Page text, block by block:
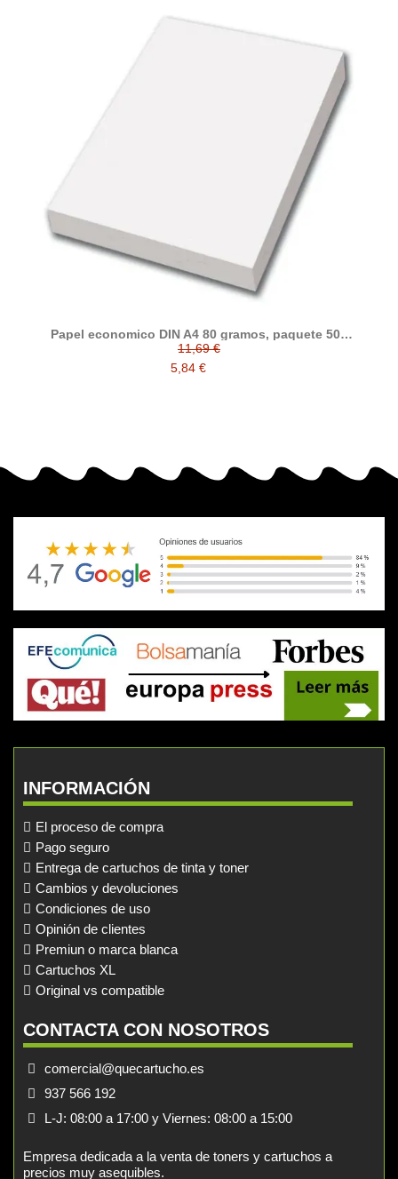
Papel economico DIN A4 80 gramos, paquete 500
folios
11,69 €
5,84 €
INFORMACIÓN
El proceso de compra
Pago seguro
Entrega de cartuchos de tinta y toner
Cambios y devoluciones
Condiciones de uso
Opinión de clientes
Premiun o marca blanca
Cartuchos XL
Original vs compatible
CONTACTA CON NOSOTROS
comercial@quecartucho.es
937 566 192
L-J: 08:00 a 17:00 y Viernes: 08:00 a 15:00
Empresa dedicada a la venta de toners y cartuchos a
precios muy asequibles.